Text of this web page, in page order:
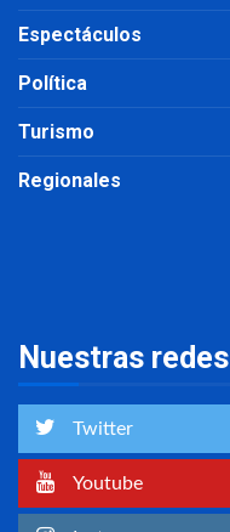
Espectáculos
Política
Turismo
Regionales
Nuestras redes
Twitter
Youtube